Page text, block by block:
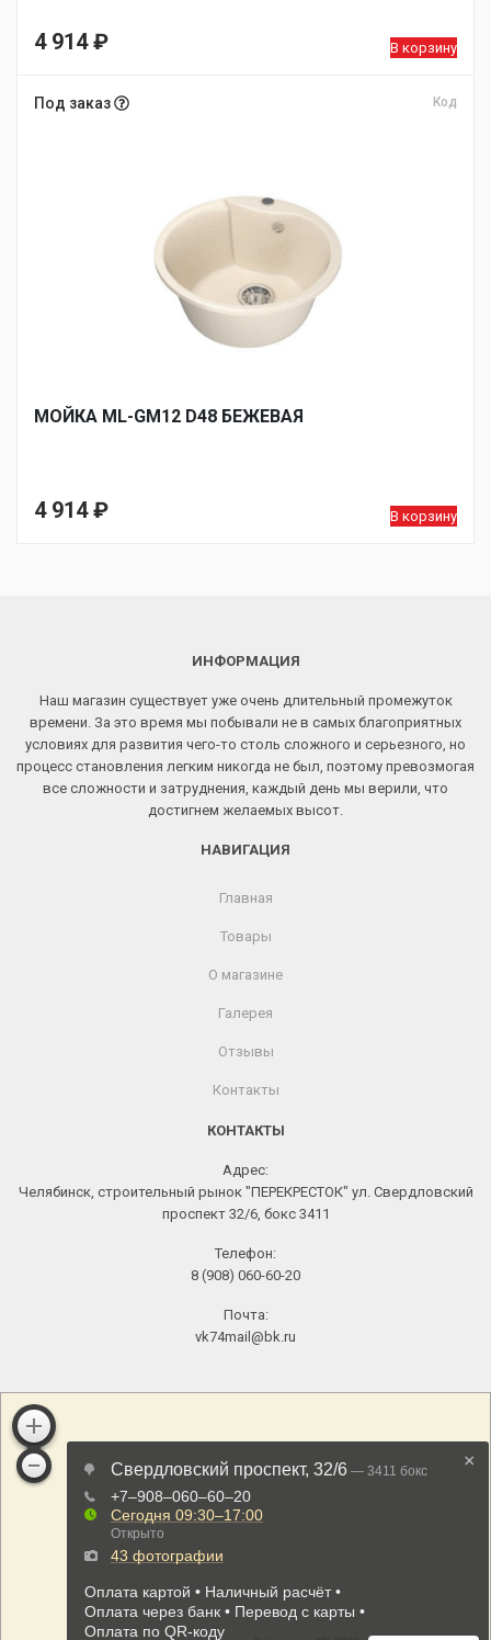
4 914₽ В корзину
Под заказ Код
МОЙКA ML-GM12 D48 БЕЖЕВАЯ
4 914₽ В корзину
ИНФОРМАЦИЯ
Наш магазин существует уже очень длительный промежуток
времени. За это время мы побывали не в самых благоприятных
условиях для развития чего-то столь сложного и серьезного, но
процесс становления легким никогда не был, поэтому превозмогая
все сложности и затруднения, каждый день мы верили, что
достигнем желаемых высот.
НАВИГАЦИЯ
Главная
Товары
О магазине
Галерея
Отзывы
Контакты
КОНТАКТЫ
Адрес:
Челябинск, строительный рынок "ПЕРЕКРЕСТОК" ул. Свердловский
проспект 32/6, бокс 3411
Телефон:
8 (908) 060-60-20
Почта:
vk74mail@bk.ru